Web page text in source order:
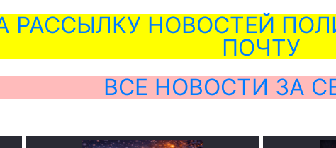
РАССЫЛКУ НОВОСТЕЙ
ПОЧТУ
ВСЕ НОВОСТИ ЗА